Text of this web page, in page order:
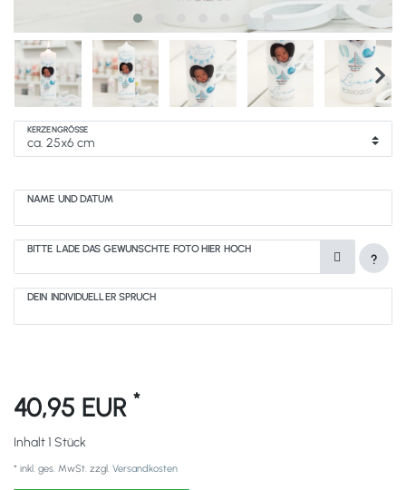
KERZENGRÖSSE
NAME UND DATUM
BITTE LADE DAS GEWÜNSCHTE FOTO HIER HOCH
?
DEIN INDIVIDUELLER SPRUCH
40,95 EUR *
Inhalt1 Stück
* inkl. ges. MwSt. zzgl. Versandkosten